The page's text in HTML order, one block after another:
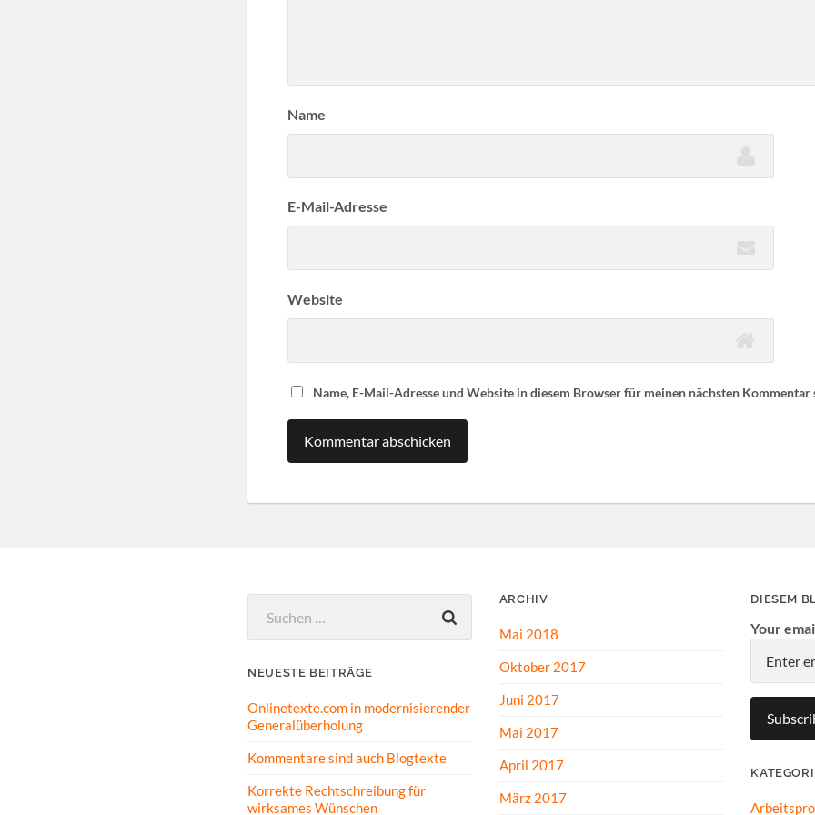
Name
E-Mail-Adresse
Website
Name, E-Mail-Adresse und Website in diesem Browser für meinen nächsten Kommentar
nach:
NEUESTE BEITRÄGE
Onlinetexte.com in modernisierender
Generalüberholung
Kommentare sind auch Blogtexte
Korrekte Rechtschreibung für
wirksames Wünschen
ARCHIV
Mai 2018
Oktober 2017
Juni 2017
Mai 2017
April 2017
März 2017
DIESEM
Your